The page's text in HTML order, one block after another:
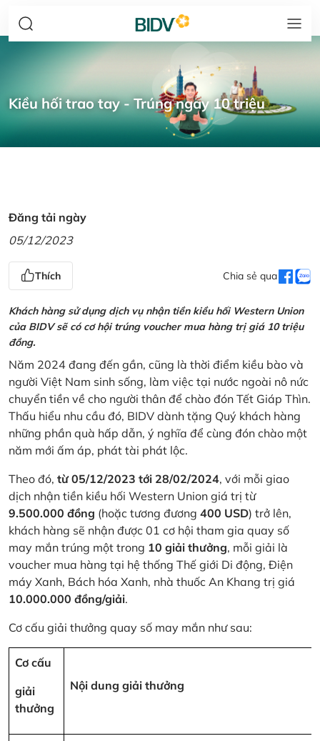
Kiều hối trao tay - Trúng ngay 10 triệu
Đăng tải ngày
05/12/2023
Thích Chia sẻ qua
Khách hàng sử dụng dịch vụ nhận tiền kiều hối Western Union
của BIDV sẽ có cơ hội trúng voucher mua hàng trị giá 10 triệu
đồng.
Năm 2024 đang đến gần, cũng là thời điểm kiều bào và
người Việt Nam sinh sống, làm việc tại nước ngoài nô nức
chuyển tiền về cho người thân để chào đón Tết Giáp Thìn.
Thấu hiểu nhu cầu đó, BIDV dành tặng Quý khách hàng
những phần quà hấp dẫn, ý nghĩa để cùng đón chào một
năm mới ấm áp, phát tài phát lộc.
Theo đó, từ 05/12/2023 tới 28/02/2024, với mỗi giao
dịch nhận tiền kiều hối Western Union giá trị từ
9.500.000 đồng (hoặc tương đương 400 USD) trở lên,
khách hàng sẽ nhận được 01 cơ hội tham gia quay số
may mắn trúng một trong 10 giải thưởng, mỗi giải là
voucher mua hàng tại hệ thống Thế giới Di động, Điện
máy Xanh, Bách hóa Xanh, nhà thuốc An Khang trị giá
10.000.000 đồng/giải.
Cơ cấu giải thưởng quay số may mắn như sau:
Cơ cấu
giải
thưởng
Nội dung giải thưởng